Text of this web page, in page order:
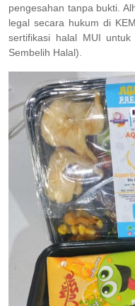
pengesahan tanpa bukti.
legal secara hukum di
sertifikasi halal MUI
Sembelih Halal).